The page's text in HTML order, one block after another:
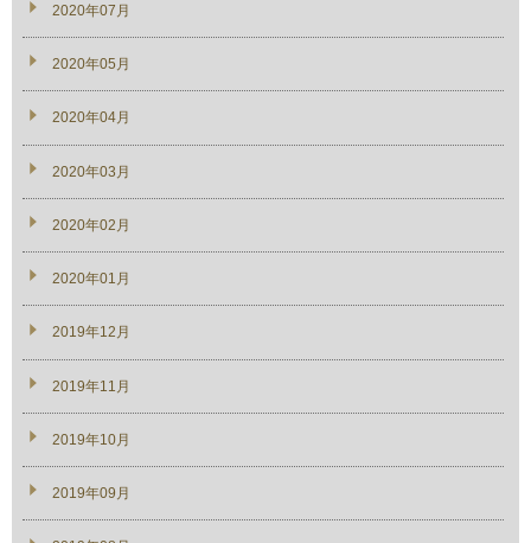
2020年07月
2020年05月
2020年04月
2020年03月
2020年02月
2020年01月
2019年12月
2019年11月
2019年10月
2019年09月